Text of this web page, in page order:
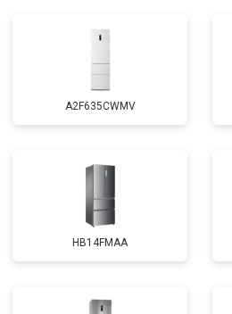
A2F635CWMV
HB14FMAA